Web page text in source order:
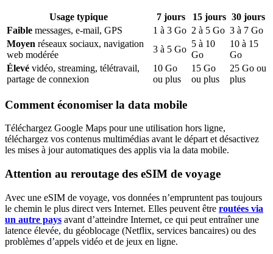
Usage typique 7 jours 15 jours 30jours
Faible messages, e-mail, GPS 1 à 3 Go 2 à 5 Go 3 à 7 Go
Moyen réseaux sociaux, navigation
web modérée
3 à 5 Go
5 à 10
Go
10 à 15
Go
Élevé vidéo, streaming, télétravail,
partage de connexion
10 Go
ou plus
15 Go
ou plus
25 Go ou
plus
Comment économiser la data mobile
Téléchargez Google Maps pour une utilisation hors ligne,
téléchargez vos contenus multimédias avant le départ et désactivez
les mises à jour automatiques des applis via la data mobile.
Attention au reroutage des eSIM de voyage
Avec une eSIM de voyage, vos données n’empruntent pas toujours
le chemin le plus direct vers Internet. Elles peuvent être routées via
un autre pays avant d’atteindre Internet, ce qui peut entraîner une
latence élevée, du géoblocage (Netflix, services bancaires) ou des
problèmes d’appels vidéo et de jeux en ligne.